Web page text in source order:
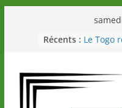
Récents : Le Togo
LOTO